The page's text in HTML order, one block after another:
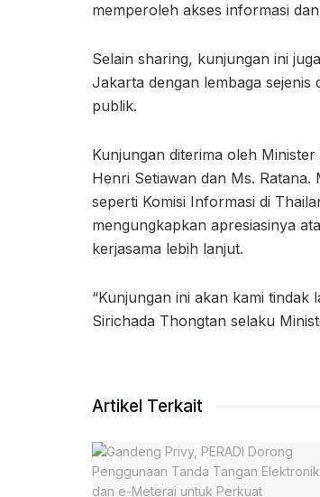
memperoleh akses informasi
Selain sharing, kunjungan ini
Jakarta dengan lembaga
publik.
Kunjungan diterima oleh
Henri Setiawan dan Ms.
seperti Komisi Informasi di
mengungkapkan apresiasinya
kerjasama lebih lanjut.
“Kunjungan ini akan kami
Sirichada Thongtan selaku
Artikel Terkait